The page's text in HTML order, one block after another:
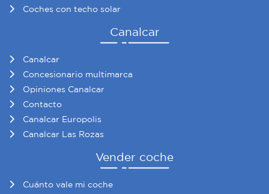
Coches con techo solar
Canalcar
Canalcar
Concesionario multimarca
Opiniones Canalcar
Contacto
Canalcar Europolis
Canalcar Las Rozas
Vender coche
Cuánto vale mi coche